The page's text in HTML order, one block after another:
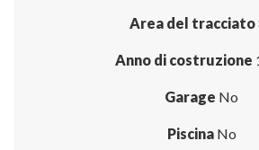
Area del tracciato
Anno di costruzione
Garage No
PiscinaNo